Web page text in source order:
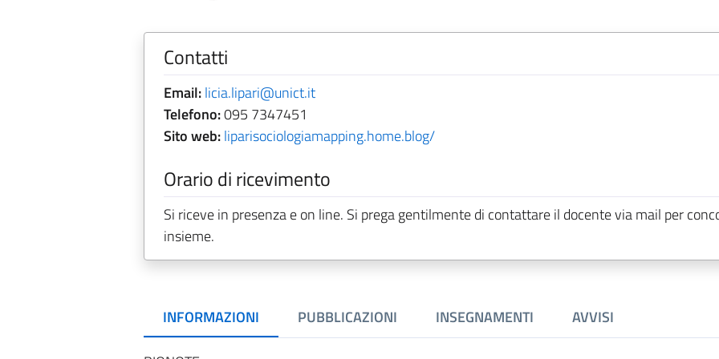
Contatti
Email:licia.lipari@unict.it
Telefono:095 7347451
Sito web:liparisociologiamapping.home.blog/
Orario di ricevimento
Si riceve in presenza e on line. Si prega gentilmente di contattare il docente via mail per
insieme.
INFORMAZIONI PUBBLICAZIONI INSEGNAMENTI AVVISI